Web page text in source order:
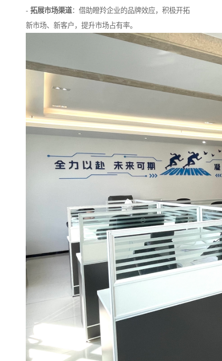
- 拓展市场渠道：借助瞪羚企业的品牌效应，积极开拓
新市场、新客户，提升市场占有率。